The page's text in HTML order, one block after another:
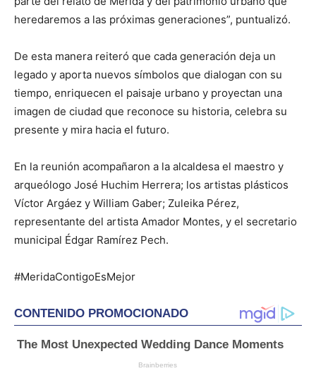
heredaremos a las próximas generaciones”, puntualizó.
De esta manera reiteró que cada generación deja un
legado y aporta nuevos símbolos que dialogan con su
tiempo, enriquecen el paisaje urbano y proyectan una
imagen de ciudad que reconoce su historia, celebra su
presente y mira hacia el futuro.
En la reunión acompañaron a la alcaldesa el maestro y
arqueólogo José Huchim Herrera; los artistas plásticos
Víctor Argáez y William Gaber; Zuleika Pérez,
representante del artista Amador Montes, y el secretario
municipal Édgar Ramírez Pech.
#MeridaContigoEsMejor